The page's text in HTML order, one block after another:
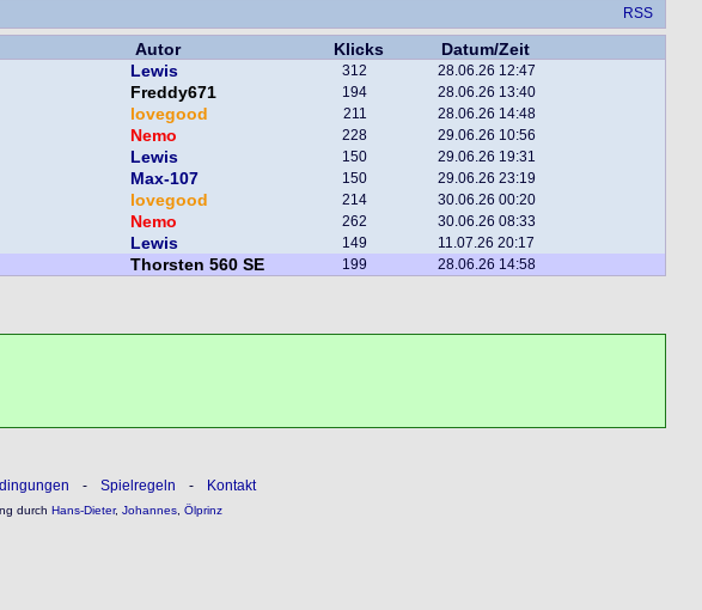
RSS
Autor Klicks
Datum/Zeit
Lewis 312 28.06.26 12:47
Freddy671 194 28.06.26 13:40
lovegood 211 28.06.26 14:48
Nemo 228 29.06.26 10:56
Lewis 150 29.06.26 19:31
Max-107 150 29.06.26 23:19
lovegood 214 30.06.26 00:20
Nemo 262 30.06.26 08:33
Lewis 149 11.07.26 20:17
Thorsten 560 SE 199 28.06.26 14:58
- Spielregeln - Kontakt
durch Hans-Dieter, Johannes, Ölprinz